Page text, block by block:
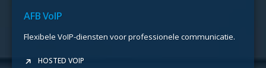
AFB VoIP
Flexibele VoIP-diensten voor professionele communicatie.
HOSTED VOIP